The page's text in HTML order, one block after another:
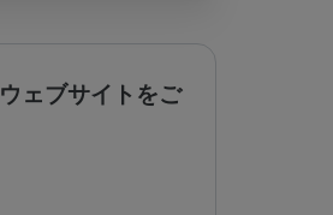
ェブサイトをご